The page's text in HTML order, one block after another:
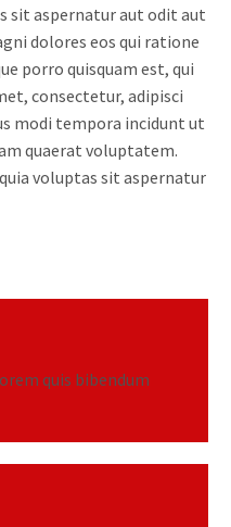
sit aspernatur aut odit aut
dolores eos qui ratione
porro quisquam est, qui
consectetur, adipisci
modi tempora incidunt ut
quaerat voluptatem.
voluptas sit aspernatur
quis bibendum